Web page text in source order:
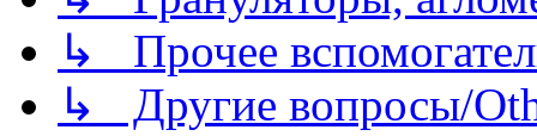
↳ Прочее
↳ Другие вопросы/